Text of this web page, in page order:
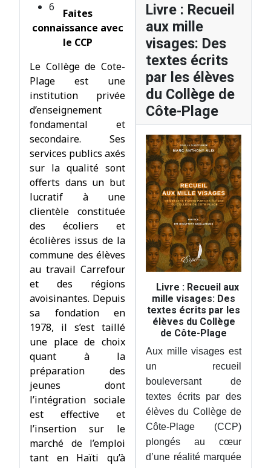
Faites
connaissance avec
le CCP
Le Collège de Cote-
Plage est une
institution privée
d’enseignement
fondamental et
secondaire. Ses
services publics axés
sur la qualité sont
offerts dans un but
lucratif à une
clientèle constituée
des écoliers et
écolières issus de la
commune des élèves
au travail Carrefour
et des régions
avoisinantes. Depuis
sa fondation en
1978, il s’est taillé
une place de choix
quant à la
préparation des
jeunes dont
l’intégration sociale
est effective et
l’insertion sur le
marché de l’emploi
tant en Haïti qu’à
Livre : Recueil
aux mille
visages: Des
textes écrits
par les élèves
du Collège de
Côte-Plage
Livre : Recueil aux
mille visages: Des
textes écrits par les
élèves du Collège
de Côte-Plage
Aux mille visages est
un recueil
bouleversant de
textes écrits par des
élèves du Collège de
Côte-Plage (CCP)
plongés au cœur
d’une réalité marquée